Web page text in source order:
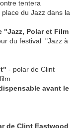
tentera
du Jazz dans la
"Jazz, Polar et Film
du festival "Jazz à
- polar de Clint
avant le
de Clint Eastwood